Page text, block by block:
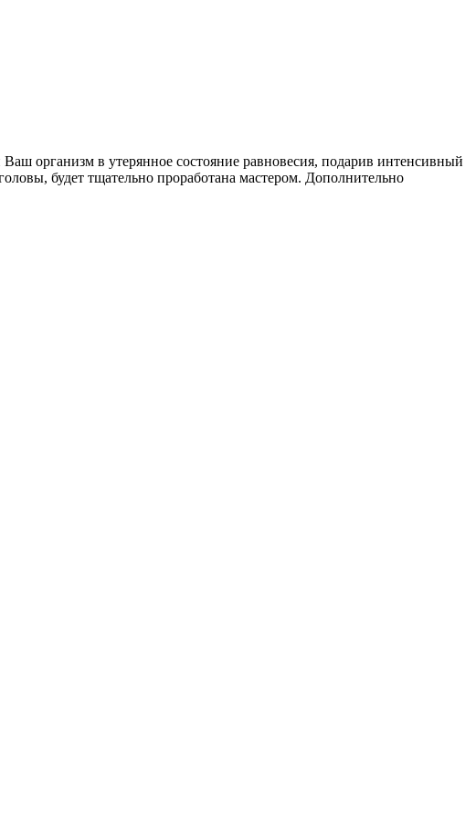
организм в утерянное состояние равновесия, подарив интенсивный
будет тщательно проработана мастером. Дополнительно